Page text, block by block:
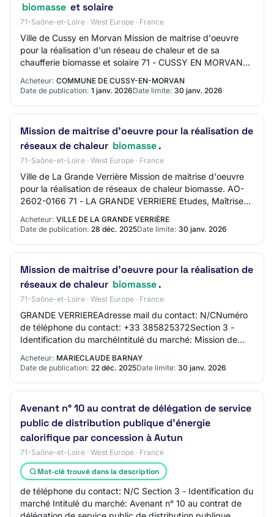
biomasse et solaire
71-Saône-et-Loire · West Europe · France
Ville de Cussy en Morvan Mission de maitrise d'oeuvre
pour la réalisation d'un réseau de chaleur et de sa
chaufferie biomasse et solaire 71 - CUSSY EN MORVAN
Acheteur: COMMUNE DE CUSSY-EN-MORVAN
Date de publication: 1 janv. 2026Date limite: 30 janv. 2026
Mission de maitrise d'oeuvre pour la réalisation de
réseaux de chaleur biomasse.
71-Saône-et-Loire · West Europe · France
Ville de La Grande Verrière Mission de maitrise d'oeuvre
pour la réalisation de réseaux de chaleur biomasse. AO-
2602-0166 71 - LA GRANDE VERRIERE Etudes, Maîtrise
d'oeuvre, Contrôle Procédure adaptée…
Acheteur: VILLE DE LA GRANDE VERRIÈRE
Date de publication: 28 déc. 2025Date limite: 30 janv. 2026
Mission de maitrise d'oeuvre pour la réalisation de
réseaux de chaleur biomasse.
71-Saône-et-Loire · West Europe · France
GRANDE VERRIEREAdresse mail du contact: N/CNuméro
de téléphone du contact: +33 385825372Section 3 -
Identification du marchéIntitulé du marché: Mission de
Acheteur: MARIECLAUDE BARNAY
Date de publication: 22 déc. 2025Date limite: 30 janv. 2026
Avenant n° 10 au contrat de délégation de service
public de distribution publique d'énergie
calorifique par concession à Autun
71-Saône-et-Loire · West Europe · France
Mot-clé trouvé dans la description
de téléphone du contact: N/C Section 3 - Identification du
marché Intitulé du marché: Avenant n° 10 au contrat de